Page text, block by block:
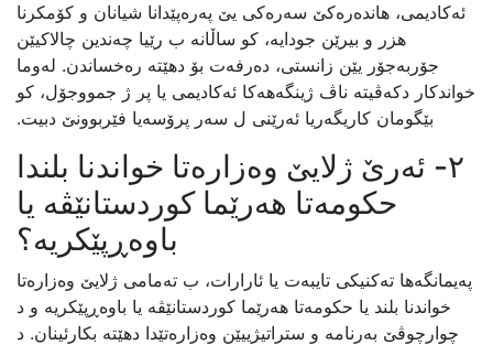
ئەکادیمی، هاندەرەکێ سەرەکی یێ پەرەپێدانا شیانان و کۆمکرنا
هزر و بیرێن جودایە، کو ساڵانە ب رێیا چەندین چالاکیێن
جۆربەجۆر یێن زانستی، دەرفەت بۆ دهێتە رەخساندن. لەوما
خواندکار دکەڤیتە ناڤ ژینگەهەکا ئەکادیمی یا پر ژ جمووجۆل، کو
بێگومان کاریگەریا ئەرێنی ل سەر پرۆسەیا فێربوونێ دبیت.
٢- ئەرێ ژلایێ وەزارەتا خواندنا بلندا
حکومەتا هەرێما کوردستانێڤە یا
باوەڕپێکریە؟
پەیمانگەها تەکنیکی تایبەت یا ئارارات، ب تەمامی ژلایێ وەزارەتا
خواندنا بلند یا حکومەتا هەرێما کوردستانێڤە یا باوەڕپێکریە و د
چوارچوڤێ بەرنامە و ستراتیژییێن وەزارەتێدا دهێتە بکارئینان. د